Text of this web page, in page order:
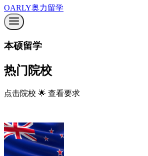
OARLY奥力留学
本硕留学
热门院校
点击院校 🌟 查看要求